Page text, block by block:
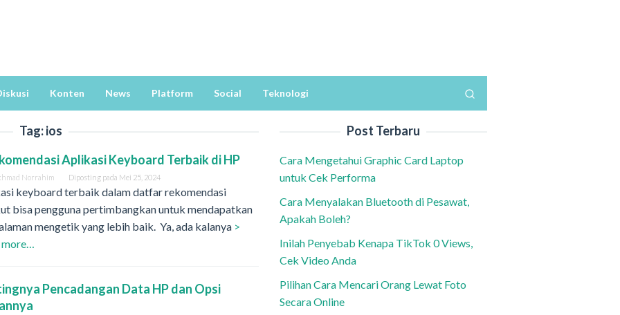
Konten News Platform Social Teknologi
Tag:ios
Aplikasi Keyboard Terbaik di HP
Norrahim Diposting pada Mei 25, 2024
keyboard terbaik dalam datfar rekomendasi
bisa pengguna pertimbangkan untuk mendapatkan
mengetik yang lebih baik. Ya, ada kalanya >
more…
Pencadangan Data HP dan Opsi
Post Terbaru
Cara Mengetahui Graphic Card Laptop
untuk Cek Performa
Cara Menyalakan Bluetooth di Pesawat,
Apakah Boleh?
Inilah Penyebab Kenapa TikTok 0 Views,
Cek Video Anda
Pilihan Cara Mencari Orang Lewat Foto
Secara Online